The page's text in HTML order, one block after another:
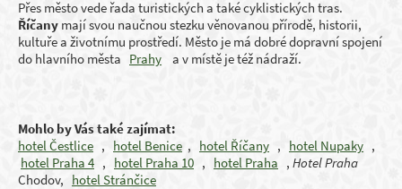
Přes město vede řada turistických a také cyklistických tras.
Říčany mají svou naučnou stezku věnovanou přírodě, historii,
kultuře a životnímu prostředí. Město je má dobré dopravní spojení
do hlavního města Prahy a v místě je též nádraží.
Mohlo by Vás také zajímat:
hotel Čestlice , hotel Benice , hotel Říčany , hotel Nupaky ,
hotel Praha 4 , hotel Praha 10 , hotel Praha , Hotel Praha
Chodov, hotel Stránčice